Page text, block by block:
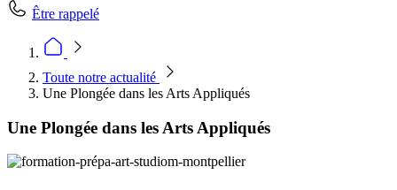
Être rappelé
Toute notre actualité
Une Plongée dans les Arts Appliqués
Une Plongée dans les Arts Appliqués